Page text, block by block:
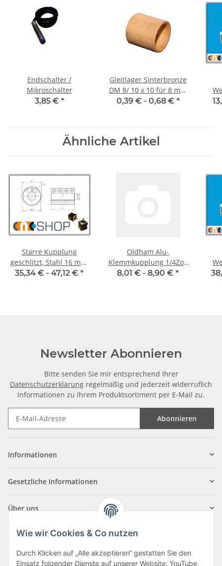
Endschalter /
Mikroschalter
3,85 € *
Gleitlager Sinterbronze
DM 8/ 10 x 10 für 8 mm
Welle
0,39 € - 0,68 € *
Ähnliche Artikel
Starre Kupplung
geschlitzt, Stahl 16 mm,
je Stk.
35,34 € - 47,12 € *
Oldham Alu-
Klemmkupplung 1/4Zoll
19mm
8,01 € - 8,90 € *
Newsletter Abonnieren
Bitte senden Sie mir entsprechend Ihrer
Datenschutzerklärung regelmäßig und jederzeit widerruflich
Informationen zu Ihrem Produktsortiment per E-Mail zu.
Abonnieren
Informationen
Gesetzliche Informationen
Über uns
Wie wir Cookies & Co nutzen
Durch Klicken auf „Alle akzeptieren“ gestatten Sie den
Einsatz folgender Dienste auf unserer Website: YouTube,